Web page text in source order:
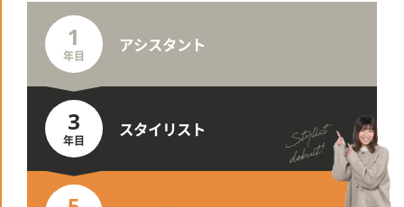
1
年目
アシスタント
3
年目
スタイリスト